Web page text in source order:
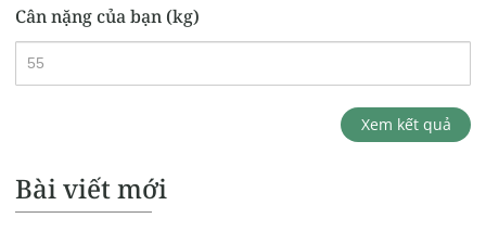
Cân nặng của bạn (kg)
Xem kết quả
Bài viết mới